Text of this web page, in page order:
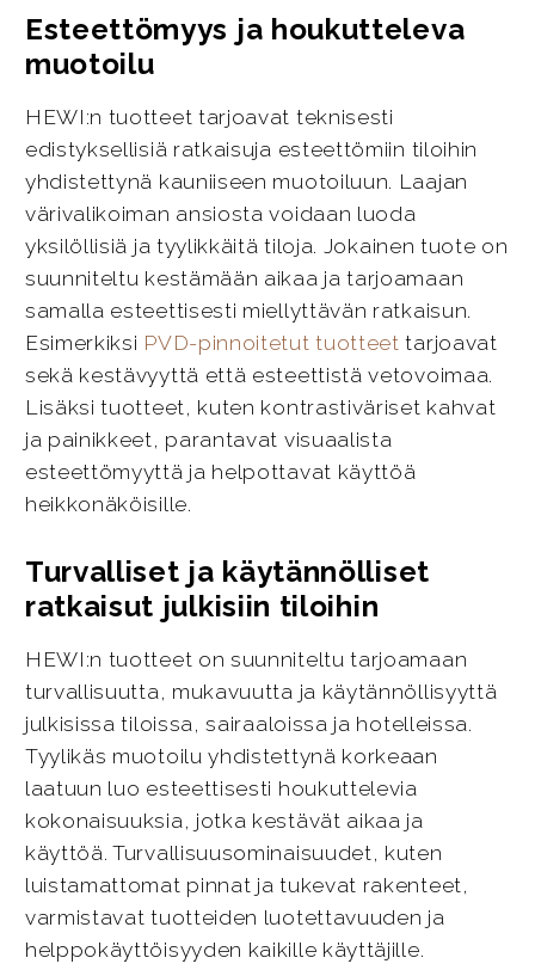
Esteettömyys ja houkutteleva
muotoilu
HEWI:n tuotteet tarjoavat teknisesti
edistyksellisiä ratkaisuja esteettömiin tiloihin
yhdistettynä kauniiseen muotoiluun. Laajan
värivalikoiman ansiosta voidaan luoda
yksilöllisiä ja tyylikkäitä tiloja. Jokainen tuote on
suunniteltu kestämään aikaa ja tarjoamaan
samalla esteettisesti miellyttävän ratkaisun.
Esimerkiksi PVD-pinnoitetut tuotteet tarjoavat
sekä kestävyyttä että esteettistä vetovoimaa.
Lisäksi tuotteet, kuten kontrastiväriset kahvat
ja painikkeet, parantavat visuaalista
esteettömyyttä ja helpottavat käyttöä
heikkonäköisille.
Turvalliset ja käytännölliset
ratkaisut julkisiin tiloihin
HEWI:n tuotteet on suunniteltu tarjoamaan
turvallisuutta, mukavuutta ja käytännöllisyyttä
julkisissa tiloissa, sairaaloissa ja hotelleissa.
Tyylikäs muotoilu yhdistettynä korkeaan
laatuun luo esteettisesti houkuttelevia
kokonaisuuksia, jotka kestävät aikaa ja
käyttöä. Turvallisuusominaisuudet, kuten
luistamattomat pinnat ja tukevat rakenteet,
varmistavat tuotteiden luotettavuuden ja
helppokäyttöisyyden kaikille käyttäjille.